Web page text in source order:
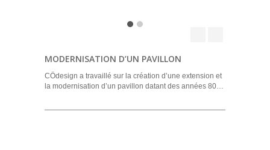
MODERNISATION D’UN PAVILLON
CÖdesign a travaillé sur la création d’une extension et
la modernisation d’un pavillon datant des années 80…